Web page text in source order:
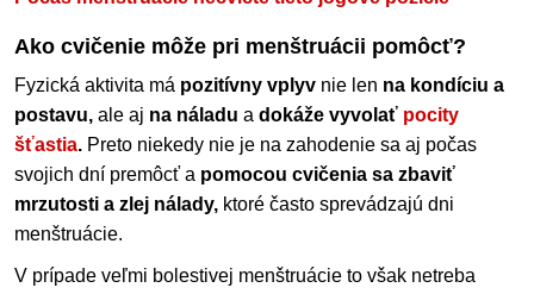
Ako cvičenie môže pri menštruácii pomôcť?
Fyzická aktivita má pozitívny vplyv nie len na kondíciu a
postavu, ale aj na náladu a dokáže vyvolať pocity
šťastia. Preto niekedy nie je na zahodenie sa aj počas
svojich dní premôcť a pomocou cvičenia sa zbaviť
mrzutosti a zlej nálady, ktoré často sprevádzajú dni
menštruácie.
V prípade veľmi bolestivej menštruácie to však netreba